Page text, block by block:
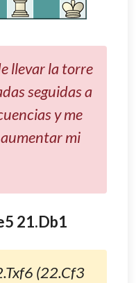
llevar la torre
seguidas a
y me
mi
21.Db1
(22.Cf3